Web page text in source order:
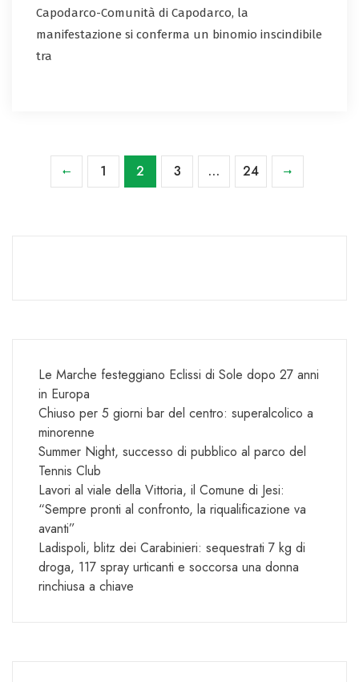
Capodarco-Comunità di Capodarco, la
manifestazione si conferma un binomio inscindibile
tra
1 2 3 … 24
Le Marche festeggiano Eclissi di Sole dopo 27 anni
in Europa
Chiuso per 5 giorni bar del centro: superalcolico a
minorenne
Summer Night, successo di pubblico al parco del
Tennis Club
Lavori al viale della Vittoria, il Comune di Jesi:
“Sempre pronti al confronto, la riqualificazione va
avanti”
Ladispoli, blitz dei Carabinieri: sequestrati 7 kg di
droga, 117 spray urticanti e soccorsa una donna
rinchiusa a chiave